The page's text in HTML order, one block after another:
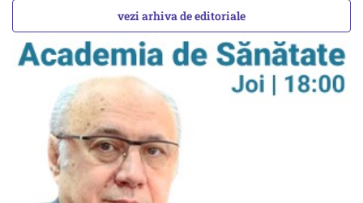
vezi arhiva de editoriale